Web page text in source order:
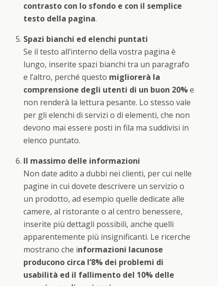
contrasto con lo sfondo e con il semplice
testo della pagina.
Spazi bianchi ed elenchi puntati
Se il testo all’interno della vostra pagina è
lungo, inserite spazi bianchi tra un paragrafo
e l’altro, perché questo migliorerà la
comprensione degli utenti di un buon 20%e
non renderà la lettura pesante. Lo stesso vale
per gli elenchi di servizi o di elementi, che non
devono mai essere posti in fila ma suddivisi in
elenco puntato.
Il massimo delle informazioni
Non date adito a dubbi nei clienti, per cui nelle
pagine in cui dovete descrivere un servizio o
un prodotto, ad esempio quelle dedicate alle
camere, al ristorante o al centro benessere,
inserite più dettagli possibili, anche quelli
apparentemente più insignificanti. Le ricerche
mostrano che informazioni lacunose
producono circa l’8% dei problemi di
usabilità ed il fallimento del 10% delle